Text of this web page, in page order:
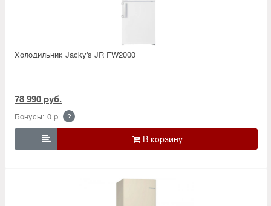
Холодильник Jacky's JR FW2000
78 990 руб.
Бонусы: 0 р. ?
